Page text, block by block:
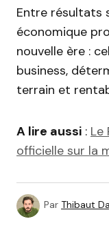
Entre résultats
économique
nouvelle ère :
business,
terrain et
A lire aussi : Le
officielle sur la
Par Thibaut